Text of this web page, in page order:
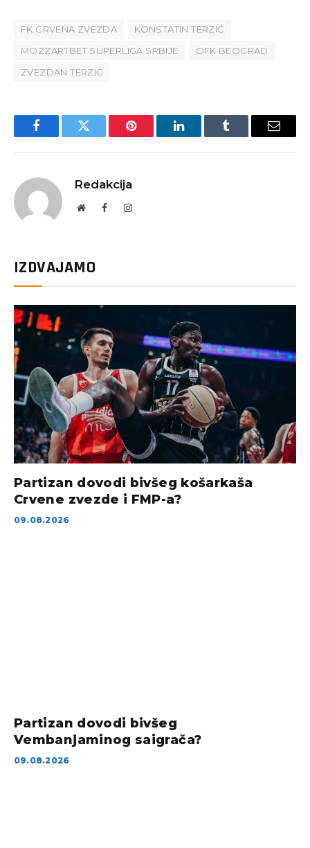
FK CRVENA ZVEZDA
KONSTATIN TERZIĆ
MOZZARTBET SUPERLIGA SRBIJE
OFK BEOGRAD
ZVEZDAN TERZIĆ
FacebookTwitter Pinterest LinkedInTumblr Email
Redakcija
WebsiteFacebookInstagram
IZDVAJAMO
Partizan dovodi bivšeg košarkaša
Crvene zvezde i FMP-a?
09.08.2026
Partizan dovodi bivšeg
Vembanjaminog saigrača?
09.08.2026